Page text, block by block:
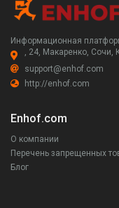
Информационная
, 24, Макаренко,
support@enhof.com
http://enhof.com
Enhof.com
О компании
Перечень запрещенных
Блог